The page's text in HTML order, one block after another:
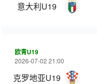
意大利U19
欧青U19
2026-07-02 21:00
克罗地亚U19